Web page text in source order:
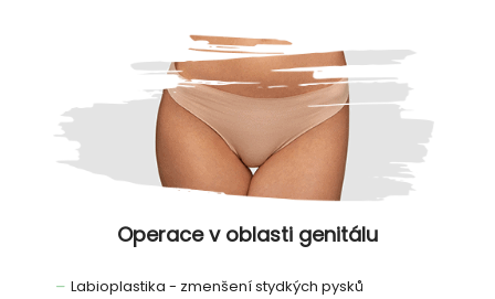
Operace v oblasti genitálu
Labioplastika - zmenšení stydkých pysků